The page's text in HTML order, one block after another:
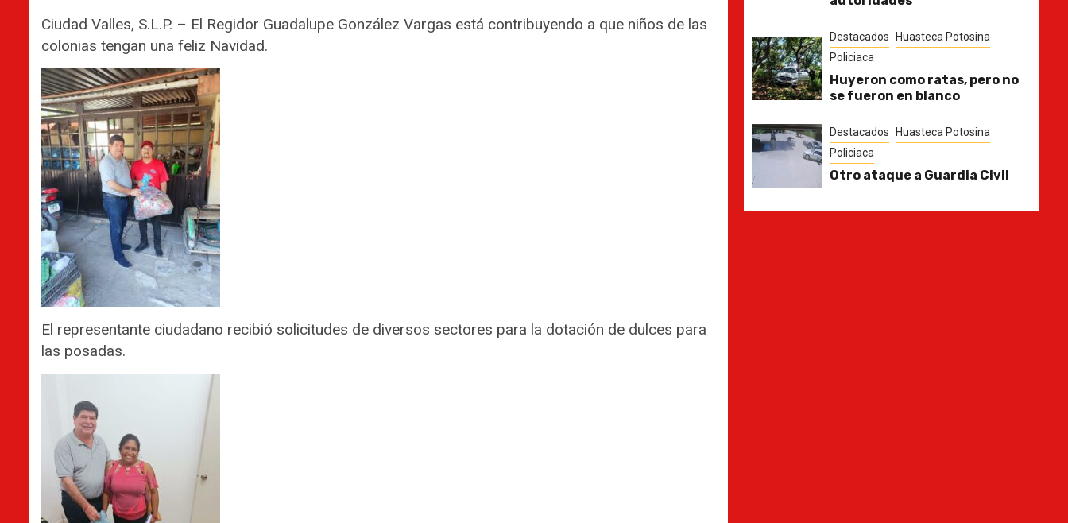
Ciudad Valles, S.L.P. – El Regidor Guadalupe González Vargas está contribuyendo a que niños de las
colonias tengan una feliz Navidad.
El representante ciudadano recibió solicitudes de diversos sectores para la dotación de dulces para
las posadas.
Destacados
Huasteca Potosina
Policiaca
Huyeron como ratas, pero no
se fueron en blanco
Destacados
Huasteca Potosina
Policiaca
Otro ataque a Guardia Civil